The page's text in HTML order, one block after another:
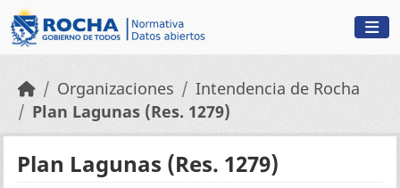
Skip to main content
Organizaciones
Intendencia de Rocha
Plan Lagunas (Res. 1279)
Plan Lagunas (Res. 1279)